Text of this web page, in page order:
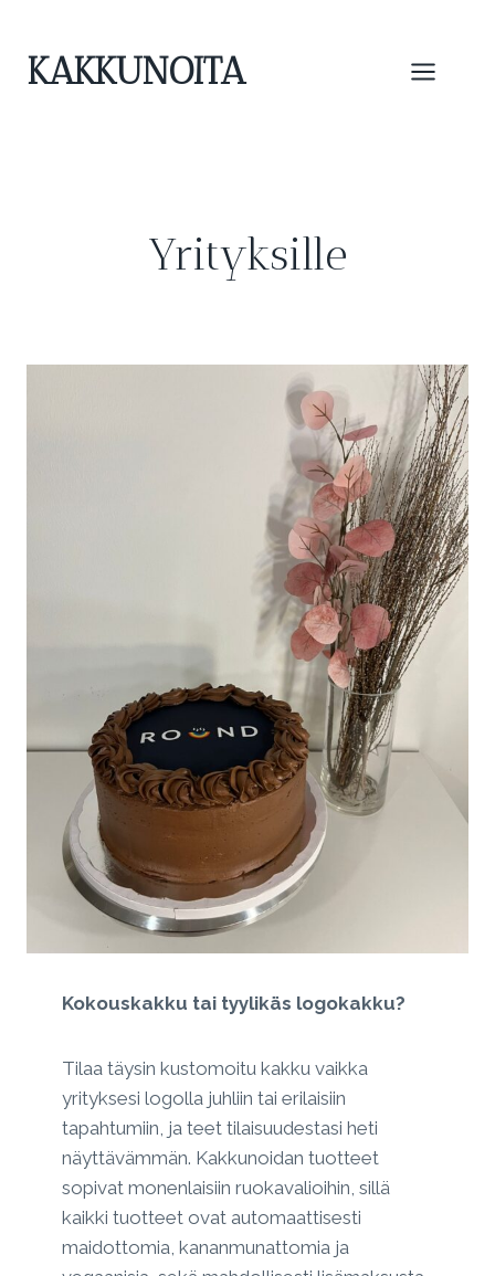
KAKKUNOITA
Yrityksille
Kokouskakku tai tyylikäs logokakku?
Tilaa täysin kustomoitu kakku vaikka
yrityksesi logolla juhliin tai erilaisiin
tapahtumiin, ja teet tilaisuudestasi heti
näyttävämmän. Kakkunoidan tuotteet
sopivat monenlaisiin ruokavalioihin, sillä
kaikki tuotteet ovat automaattisesti
maidottomia, kananmunattomia ja